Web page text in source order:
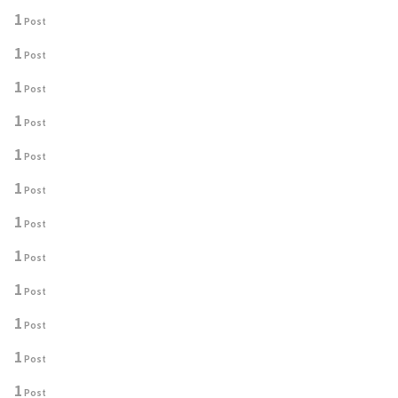
1 Post
1 Post
1 Post
1 Post
1 Post
1 Post
1 Post
1 Post
1 Post
1 Post
1 Post
1 Post